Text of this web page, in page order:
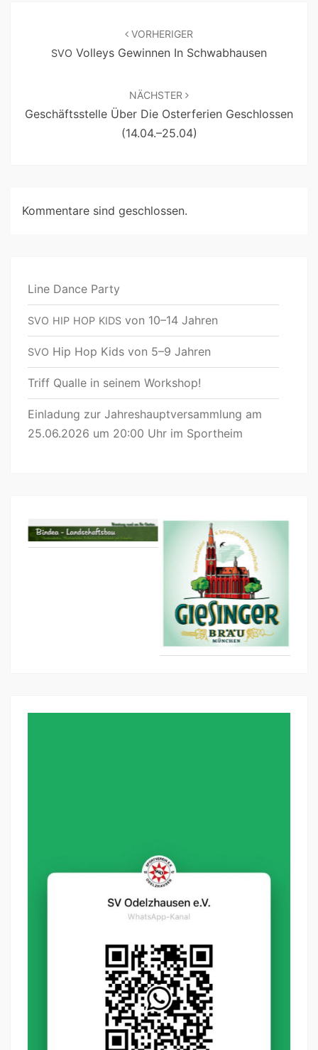
VORHERIGER
SVO Volleys Gewinnen In Schwabhausen
NÄCHSTER
Geschäftsstelle Über Die Osterferien Geschlossen
(14.04.–25.04)
Kommentare sind geschlossen.
Line Dance Party
SVO HIP HOP KIDS von 10–14 Jahren
SVO Hip Hop Kids von 5–9 Jahren
Triff Qualle in seinem Workshop!
Einladung zur Jahreshauptversammlung am
25.06.2026 um 20:00 Uhr im Sportheim